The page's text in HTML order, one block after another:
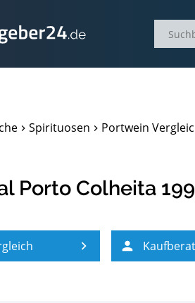
Spirituosen Portwein
Porto Colheita